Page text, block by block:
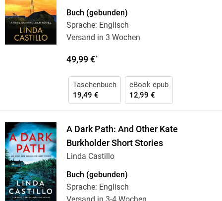
Buch (gebunden)
Sprache: Englisch
Versand in 3 Wochen
49,99 €*
Taschenbuch
19,49 €
eBook epub
12,99 €
A Dark Path: And Other Kate
Burkholder Short Stories
Linda Castillo
Buch (gebunden)
Sprache: Englisch